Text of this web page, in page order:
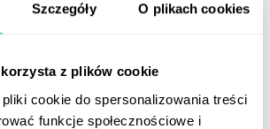
Szczegóły O plikach cookies
z plików cookie
cookie do spersonalizowania treści
funkcje społecznościowe i
pracowników, którzy będą
sytuacji, oprócz specjalisty HR
to być również eksperci, którzy
pod względem